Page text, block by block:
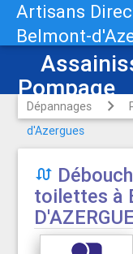
Artisans
Belmont-
Pompage
Dépannages
d'Azergues

toilettes à